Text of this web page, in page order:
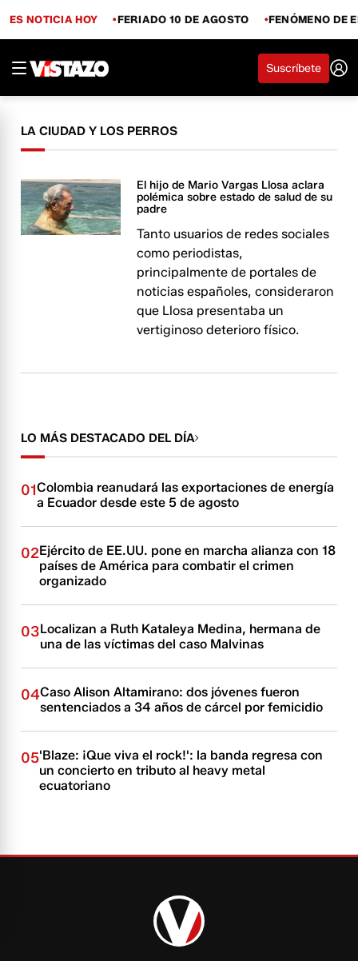
ES NOTICIA HOY FERIADO 10 DE AGOSTO FENÓMENO DE
Suscríbete
LA CIUDAD Y LOS PERROS
El hijo de Mario Vargas Llosa aclara
polémica sobre estado de salud de su
padre
Tanto usuarios de redes sociales
como periodistas,
principalmente de portales de
noticias españoles, consideraron
que Llosa presentaba un
vertiginoso deterioro físico.
LO MÁS DESTACADO DEL DÍA
01Colombia reanudará las exportaciones de energía
a Ecuador desde este 5 de agosto
02Ejército de EE.UU. pone en marcha alianza con 18
países de América para combatir el crimen
organizado
03Localizan a Ruth Kataleya Medina, hermana de
una de las víctimas del caso Malvinas
04Caso Alison Altamirano: dos jóvenes fueron
sentenciados a 34 años de cárcel por femicidio
05'Blaze: ¡Que viva el rock!': la banda regresa con
un concierto en tributo al heavy metal
ecuatoriano